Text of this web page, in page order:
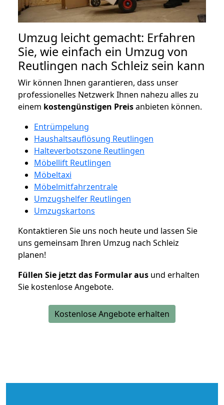
Umzug leicht gemacht: Erfahren
Sie, wie einfach ein Umzug von
Reutlingen nach Schleiz sein kann
Wir können Ihnen garantieren, dass unser
professionelles Netzwerk Ihnen nahezu alles zu
einem kostengünstigen Preisanbieten können.
Entrümpelung
Haushaltsauflösung Reutlingen
Halteverbotszone Reutlingen
Möbellift Reutlingen
Möbeltaxi
Möbelmitfahrzentrale
Umzugshelfer Reutlingen
Umzugskartons
Kontaktieren Sie uns noch heute und lassen Sie
uns gemeinsam Ihren Umzug nach Schleiz
planen!
Füllen Sie jetzt das Formular aus und erhalten
Sie kostenlose Angebote.
Kostenlose Angebote erhalten